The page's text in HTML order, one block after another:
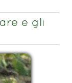
e gli